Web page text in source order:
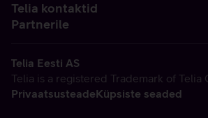
Telia kontaktid
Partnerile
Telia Eesti AS
Telia is a registered Trademark of Telia
PrivaatsusteadeKüpsiste seaded